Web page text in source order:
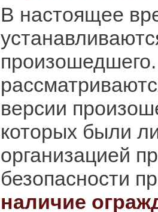
В настоящее
версии
которых были
организацией
безопасности
наличие